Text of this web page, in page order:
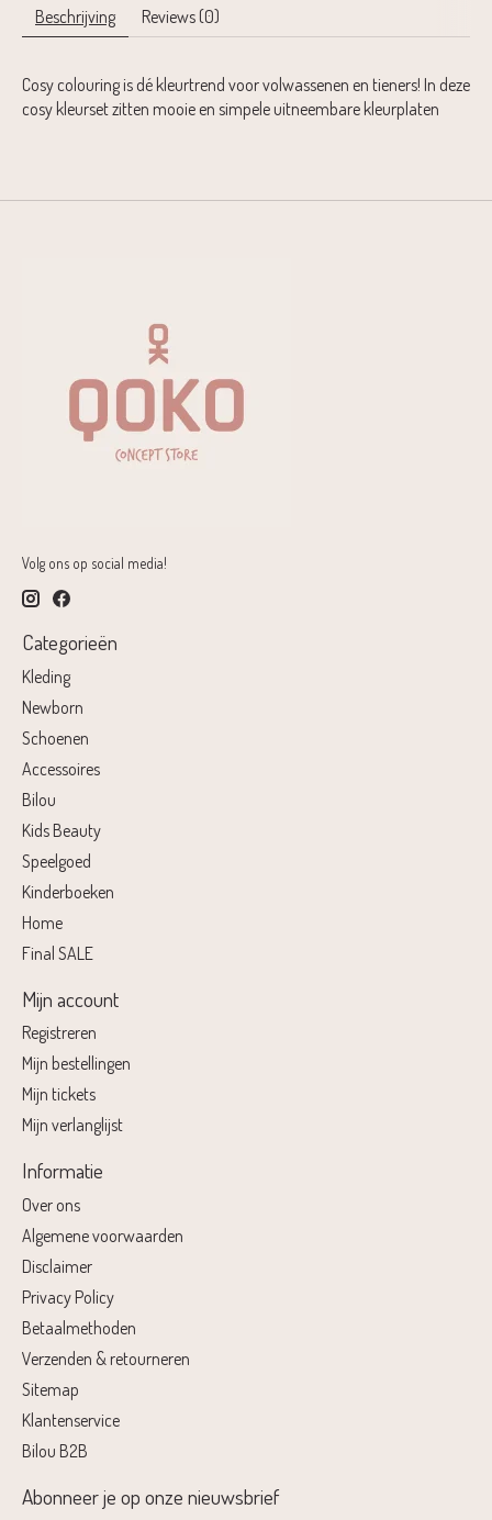
Beschrijving Reviews (0)
Cosy colouring is dé kleurtrend voor volwassenen en tieners! In deze
cosy kleurset zitten mooie en simpele uitneembare kleurplaten
Volg ons op social media!
Categorieën
Kleding
Newborn
Schoenen
Accessoires
Bilou
Kids Beauty
Speelgoed
Kinderboeken
Home
Final SALE
Mijn account
Registreren
Mijn bestellingen
Mijn tickets
Mijn verlanglijst
Informatie
Over ons
Algemene voorwaarden
Disclaimer
Privacy Policy
Betaalmethoden
Verzenden & retourneren
Sitemap
Klantenservice
Bilou B2B
Abonneer je op onze nieuwsbrief